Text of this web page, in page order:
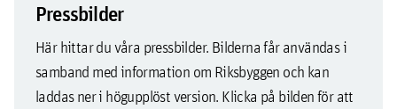
Pressbilder
Här hittar du våra pressbilder. Bilderna får användas i
samband med information om Riksbyggen och kan
laddas ner i högupplöst version. Klicka på bilden för att